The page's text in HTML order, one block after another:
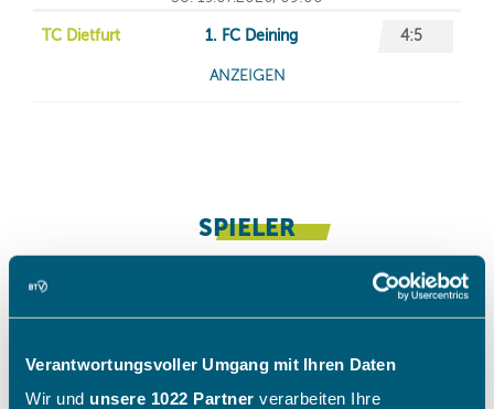
Verantwortungsvoller Umgang mit Ihren Daten
Wir und unsere 1022 Partner verarbeiten Ihre